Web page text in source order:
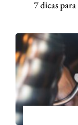
7 dicas